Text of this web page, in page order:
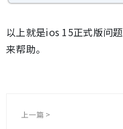
以上就是ios 15正式版问
来帮助。
上一篇 >